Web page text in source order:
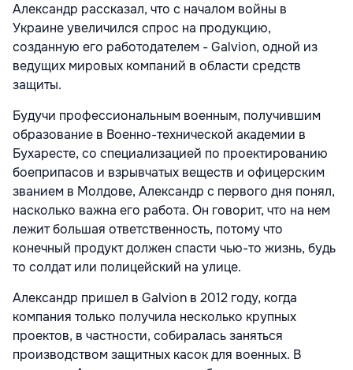
Александр рассказал, что с началом войны в
Украине увеличился спрос на продукцию,
созданную его работодателем - Galvion, одной из
ведущих мировых компаний в области средств
защиты.
Будучи профессиональным военным, получившим
образование в Военно-технической академии в
Бухаресте, со специализацией по проектированию
боеприпасов и взрывчатых веществ и офицерским
званием в Молдове, Александр с первого дня понял,
насколько важна его работа. Он говорит, что на нем
лежит большая ответственность, потому что
конечный продукт должен спасти чью-то жизнь, будь
то солдат или полицейский на улице.
Александр пришел в Galvion в 2012 году, когда
компания только получила несколько крупных
проектов, в частности, собиралась заняться
производством защитных касок для военных. В